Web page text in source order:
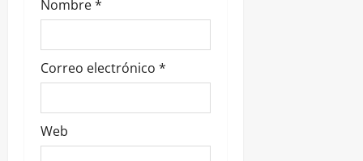
Nombre*
Correo electrónico *
Web